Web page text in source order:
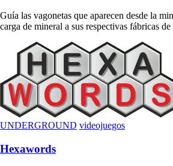
Guía las vagonetas que aparecen desde la
carga de mineral a sus respectivas fábricas
UNDERGROUND videojuegos
Hexawords